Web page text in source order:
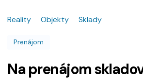
Reality Objekty Sklady
Prenájom
Na prenájom